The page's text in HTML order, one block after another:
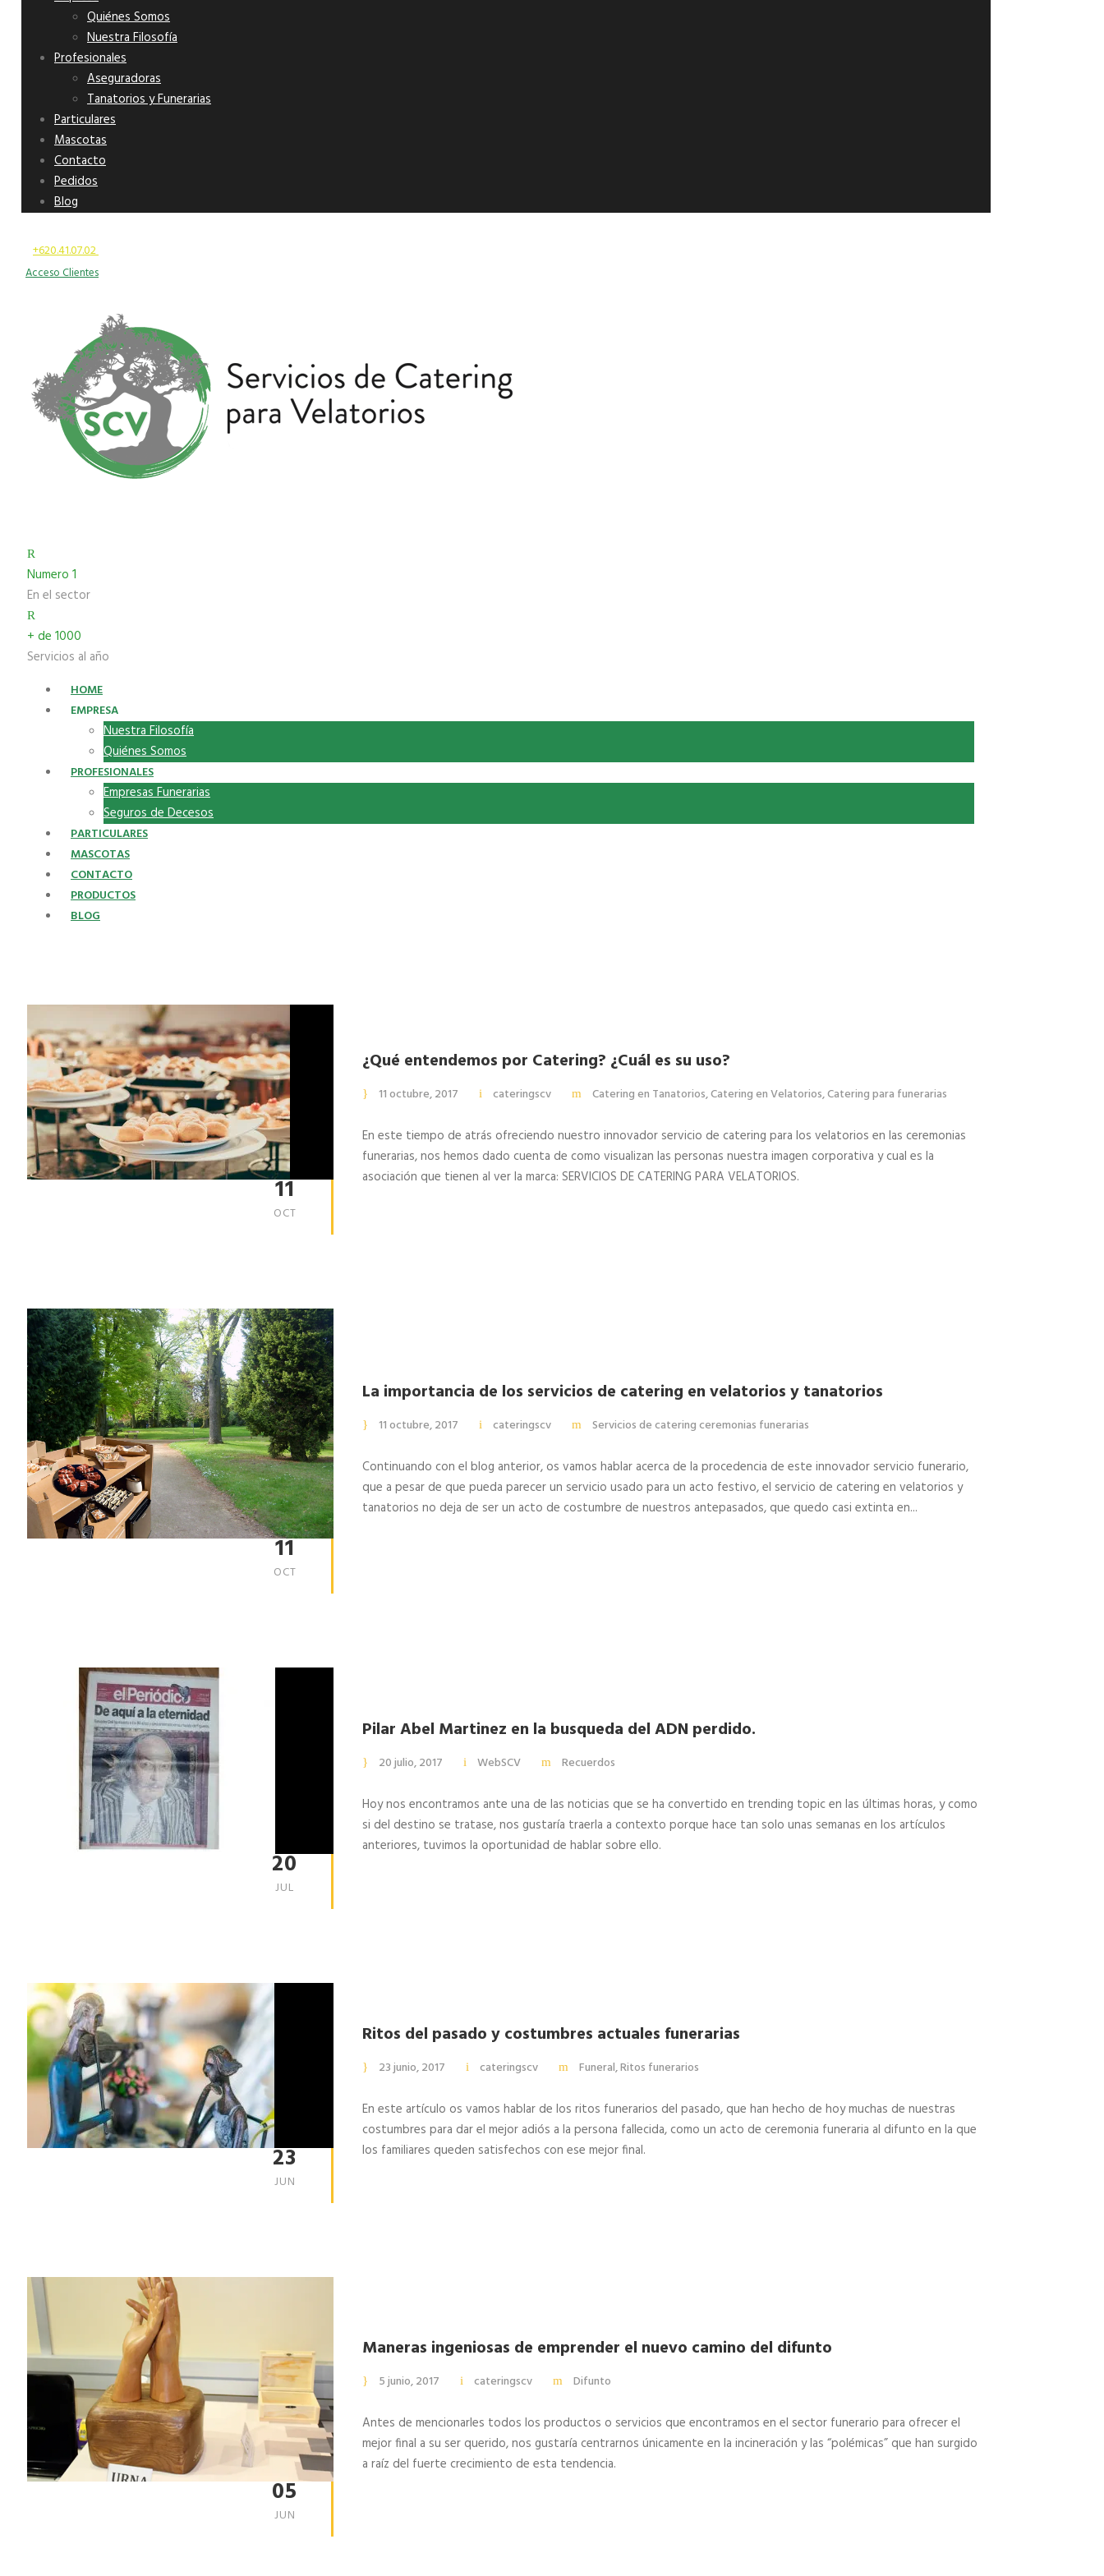
Quiénes Somos
Nuestra Filosofía
Profesionales
Aseguradoras
Tanatorios y Funerarias
Particulares
Mascotas
Contacto
Pedidos
Blog
+620.41.07.02
Acceso Clientes
Numero 1
En el sector
+ de 1000
Servicios al año
HOME
EMPRESA
Nuestra Filosofía
Quiénes Somos
PROFESIONALES
Empresas Funerarias
Seguros de Decesos
PARTICULARES
MASCOTAS
CONTACTO
PRODUCTOS
BLOG
11
OCT
¿Qué entendemos por Catering? ¿Cuál es su uso?
11 octubre, 2017 cateringscv Catering en Tanatorios,Catering en Velatorios,Catering para funerarias
En este tiempo de atrás ofreciendo nuestro innovador servicio de catering para los velatorios en las ceremonias
funerarias, nos hemos dado cuenta de como visualizan las personas nuestra imagen corporativa y cual es la
asociación que tienen al ver la marca: SERVICIOS DE CATERING PARA VELATORIOS.
11
OCT
La importancia de los servicios de catering en velatorios y tanatorios
11 octubre, 2017 cateringscv Servicios de catering ceremonias funerarias
Continuando con el blog anterior, os vamos hablar acerca de la procedencia de este innovador servicio funerario,
que a pesar de que pueda parecer un servicio usado para un acto festivo, el servicio de catering en velatorios y
tanatorios no deja de ser un acto de costumbre de nuestros antepasados, que quedo casi extinta en...
20
JUL
Pilar Abel Martinez en la busqueda del ADN perdido.
20 julio, 2017 WebSCV Recuerdos
Hoy nos encontramos ante una de las noticias que se ha convertido en trending topic en las últimas horas, y como
si del destino se tratase, nos gustaría traerla a contexto porque hace tan solo unas semanas en los artículos
anteriores, tuvimos la oportunidad de hablar sobre ello.
23
JUN
Ritos del pasado y costumbres actuales funerarias
23 junio, 2017 cateringscv Funeral,Ritos funerarios
En este artículo os vamos hablar de los ritos funerarios del pasado, que han hecho de hoy muchas de nuestras
costumbres para dar el mejor adiós a la persona fallecida, como un acto de ceremonia funeraria al difunto en la que
los familiares queden satisfechos con ese mejor final.
05
JUN
Maneras ingeniosas de emprender el nuevo camino del difunto
5 junio, 2017 cateringscv Difunto
Antes de mencionarles todos los productos o servicios que encontramos en el sector funerario para ofrecer el
mejor final a su ser querido, nos gustaría centrarnos únicamente en la incineración y las “polémicas” que han surgido
a raíz del fuerte crecimiento de esta tendencia.